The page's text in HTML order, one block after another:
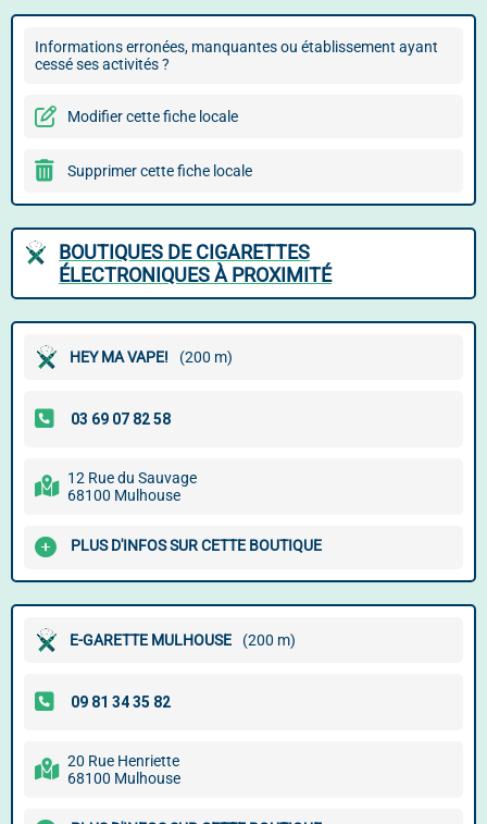
Informations erronées, manquantes ou établissement ayant
cessé ses activités ?
Modifier cette fiche locale
Supprimer cette fiche locale
BOUTIQUES DE CIGARETTES
ÉLECTRONIQUES À PROXIMITÉ
HEY MA VAPE! (200 m)
12 Rue du Sauvage
68100 Mulhouse
PLUS D'INFOS SUR CETTE BOUTIQUE
E-GARETTE MULHOUSE (200 m)
20 Rue Henriette
68100 Mulhouse